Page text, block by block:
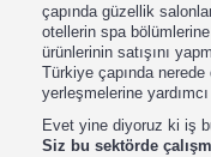
çapında güzellik
otellerin spa
ürünlerinin satışını
Türkiye çapında
yerleşmelerine
Evet yine diyoruz ki iş
Siz bu sektörde